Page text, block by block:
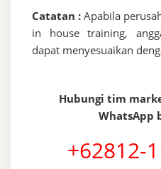
Catatan : Apabila
in house training,
dapat menyesuaikan
Hubungi tim
WhatsApp
+62812-